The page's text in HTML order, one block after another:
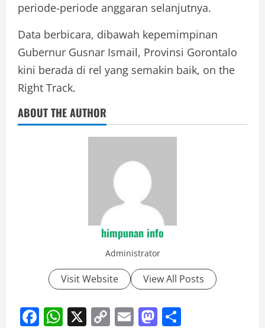
periode-periode anggaran selanjutnya.
Data berbicara, dibawah kepemimpinan
Gubernur Gusnar Ismail, Provinsi Gorontalo
kini berada di rel yang semakin baik, on the
Right Track.
ABOUT THE AUTHOR
himpunan info
Administrator
Visit Website View All Posts
Facebook
WhatsApp
X CopyEmailMastodon